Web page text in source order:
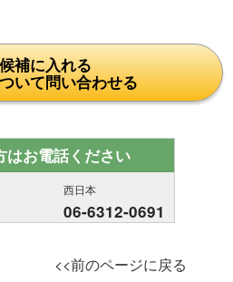
補に入れる
いて問い合わせる
はお電話ください
西日本
06-6312-0691
<<前のページに戻る